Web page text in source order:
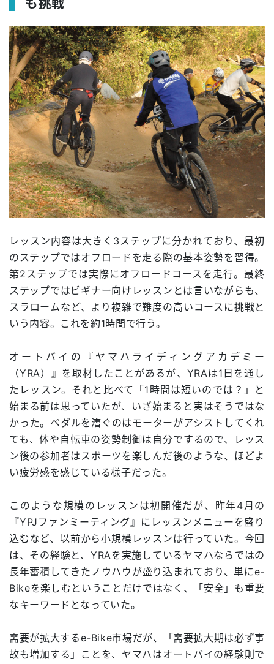
も挑戦
レッスン内容は大きく3ステップに分かれており、最初
のステップではオフロードを走る際の基本姿勢を習得。
第2ステップでは実際にオフロードコースを走行。最終
ステップではビギナー向けレッスンとは言いながらも、
スラロームなど、より複雑で難度の高いコースに挑戦と
いう内容。これを約1時間で行う。
オートバイの『ヤマハライディングアカデミー
（YRA）』を取材したことがあるが、YRAは1日を通し
たレッスン。それと比べて「1時間は短いのでは？」と
始まる前は思っていたが、いざ始まると実はそうではな
かった。ペダルを漕ぐのはモーターがアシストしてくれ
ても、体や自転車の姿勢制御は自分でするので、レッス
ン後の参加者はスポーツを楽しんだ後のような、ほどよ
い疲労感を感じている様子だった。
このような規模のレッスンは初開催だが、昨年4月の
『YPJファンミーティング』にレッスンメニューを盛り
込むなど、以前から小規模レッスンは行っていた。今回
は、その経験と、YRAを実施しているヤマハならではの
長年蓄積してきたノウハウが盛り込まれており、単にe-
Bikeを楽しむということだけではなく、「安全」も重要
なキーワードとなっていた。
需要が拡大するe-Bike市場だが、「需要拡大期は必ず事
故も増加する」ことを、ヤマハはオートバイの経験則で